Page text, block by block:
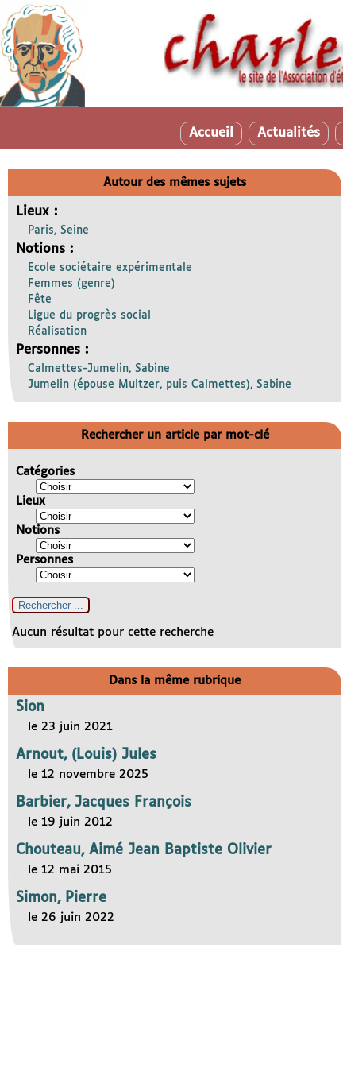
Accueil Actualités
Autour des mêmes sujets
Lieux :
Paris, Seine
Notions :
Ecole sociétaire expérimentale
Femmes (genre)
Fête
Ligue du progrès social
Réalisation
Personnes :
Calmettes-Jumelin, Sabine
Jumelin (épouse Multzer, puis Calmettes), Sabine
Rechercher un article par mot-clé
Catégories
Lieux
Notions
Personnes
Aucun résultat pour cette recherche
Dans la même rubrique
Sion
le 23 juin 2021
Arnout, (Louis) Jules
le 12 novembre 2025
Barbier, Jacques François
le 19 juin 2012
Chouteau, Aimé Jean Baptiste Olivier
le 12 mai 2015
Simon, Pierre
le 26 juin 2022